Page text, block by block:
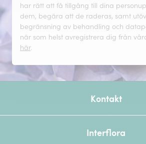
har rätt att få tillgång till dina
dem, begära att de raderas, samt
begränsning av behandling och
när som helst avregistrera dig från
här.
Kontakt
Interflora